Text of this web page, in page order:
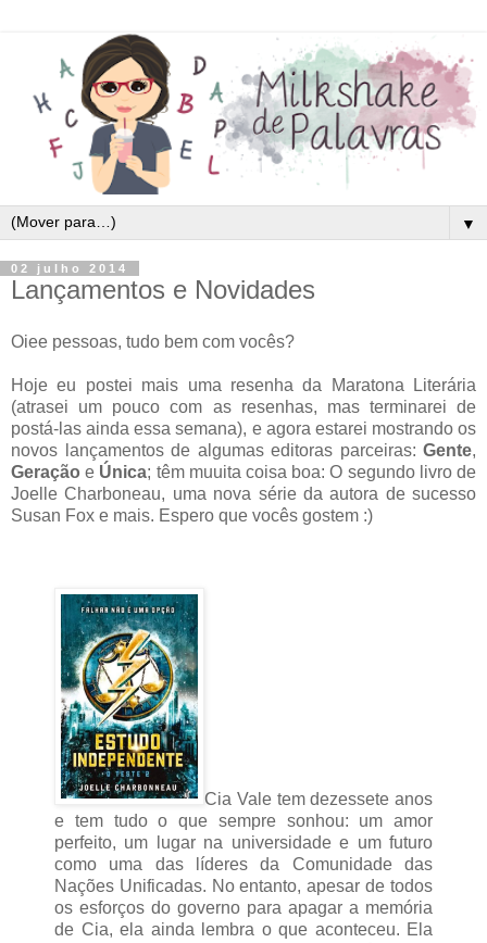
▼
02 julho 2014
Lançamentos e Novidades
Oiee pessoas, tudo bem com vocês?
Hoje eu postei mais uma resenha da Maratona Literária
(atrasei um pouco com as resenhas, mas terminarei de
postá-las ainda essa semana), e agora estarei mostrando os
novos lançamentos de algumas editoras parceiras: Gente,
Geraçãoe Única; têm muuita coisa boa: O segundo livro de
Joelle Charboneau, uma nova série da autora de sucesso
Susan Fox e mais. Espero que vocês gostem :)
Cia Vale tem dezessete anos
e tem tudo o que sempre sonhou: um amor
perfeito, um lugar na universidade e um futuro
como uma das líderes da Comunidade das
Nações Unificadas. No entanto, apesar de todos
os esforços do governo para apagar a memória
de Cia, ela ainda lembra o que aconteceu. Ela